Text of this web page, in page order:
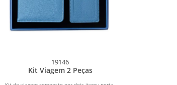
19146
Kit Viagem 2 Peças